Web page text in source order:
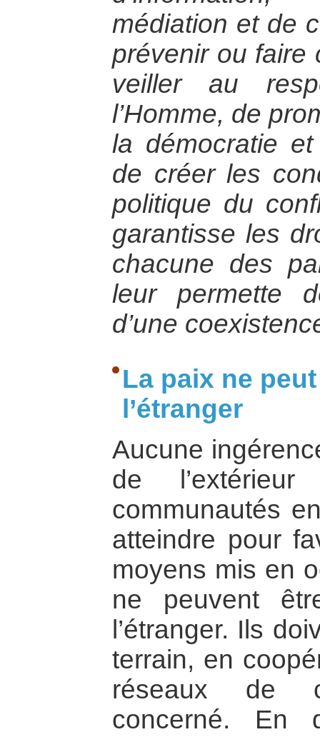
médiation et de
prévenir ou faire
veiller au
l’Homme, de
la démocratie
de créer les
politique du
garantisse les
chacune des
leur permette
d’une
La paix ne
l’étranger
Aucune
de
communautés
atteindre pour
moyens mis en
ne peuvent
l’étranger. Ils
terrain, en
réseaux de
concerné. En